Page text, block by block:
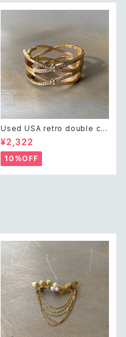
Used USA retro double cro
ss crystal bijou bangle レト
ロ アメリカ ユーズド アクセサリ
ー ゴールド ダブル クロス ビジ
ュー バングル
¥2,322
10%OFF